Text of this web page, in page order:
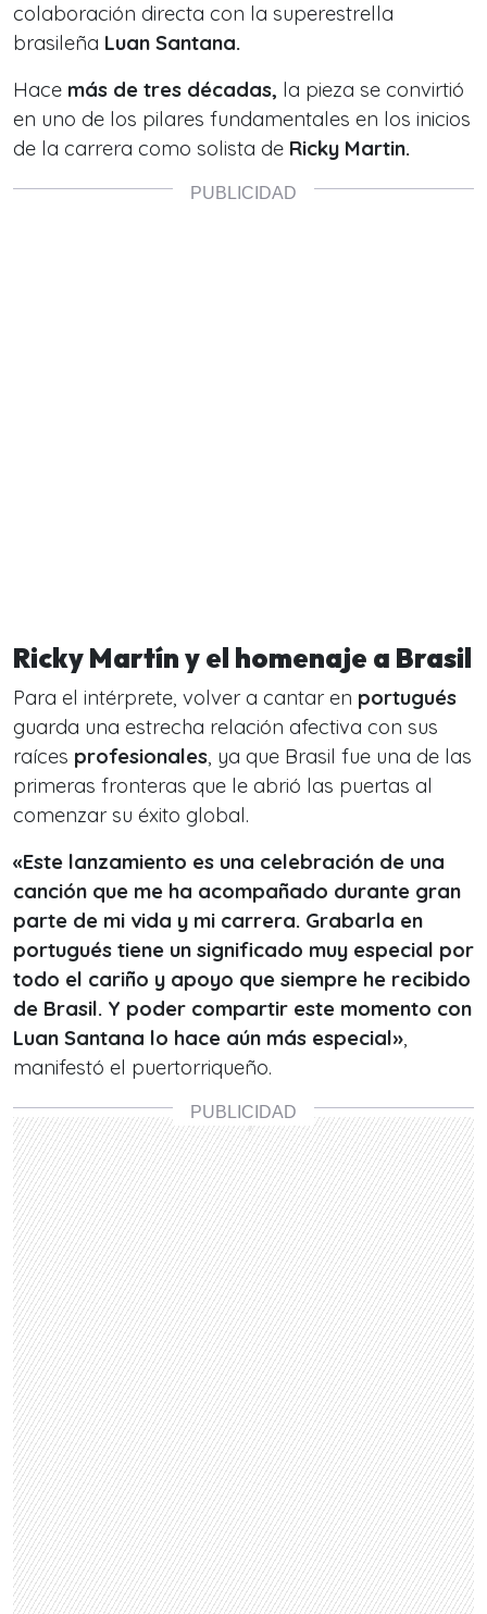
colaboración directa con la superestrella
brasileña Luan Santana.
Hace más de tres décadas, la pieza se convirtió
en uno de los pilares fundamentales en los inicios
de la carrera como solista de Ricky Martin.
Ricky Martín y el homenaje a Brasil
Para el intérprete, volver a cantar en portugués
guarda una estrecha relación afectiva con sus
raíces profesionales, ya que Brasil fue una de las
primeras fronteras que le abrió las puertas al
comenzar su éxito global.
«Este lanzamiento es una celebración de una
canción que me ha acompañado durante gran
parte de mi vida y mi carrera. Grabarla en
portugués tiene un significado muy especial por
todo el cariño y apoyo que siempre he recibido
de Brasil. Y poder compartir este momento con
Luan Santana lo hace aún más especial»,
manifestó el puertorriqueño.